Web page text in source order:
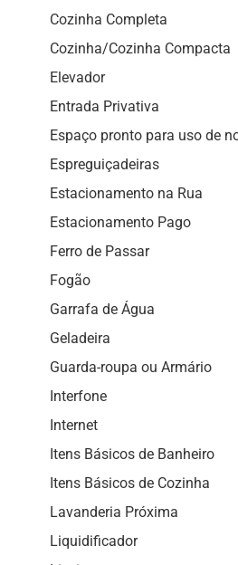
Cozinha Completa
Cozinha/Cozinha Compacta
Elevador
Entrada Privativa
Espaço pronto para uso de
Espreguiçadeiras
Estacionamento na Rua
Estacionamento Pago
Ferro de Passar
Fogão
Garrafa de Água
Geladeira
Guarda-roupa ou Armário
Interfone
Internet
Itens Básicos de Banheiro
Itens Básicos de Cozinha
Lavanderia Próxima
Liquidificador